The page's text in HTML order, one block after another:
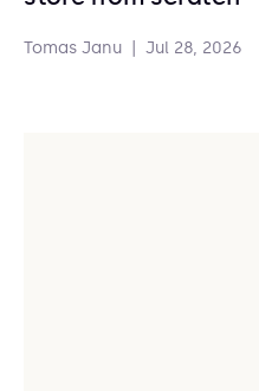
Tomas Janu Jul 28, 2026